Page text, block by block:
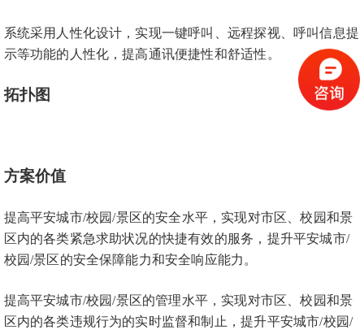
系统采用人性化设计，实现一键呼叫、远程探视、呼叫信息提
示等功能的人性化，提高通讯便捷性和舒适性。
拓扑图
方案价值
提高平安城市/校园/景区的安全水平，实现对市区、校园和景
区内的各类紧急求助状况的快捷有效的服务，提升平安城市/
校园/景区的安全保障能力和安全响应能力。
提高平安城市/校园/景区的管理水平，实现对市区、校园和景
区内的各类违规行为的实时监督和制止，提升平安城市/校园/